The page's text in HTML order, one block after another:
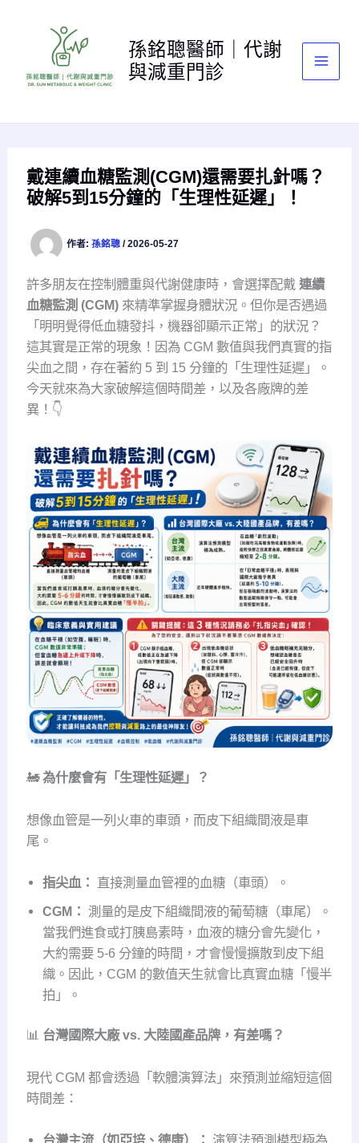
孫銘聰醫師｜代謝
與減重門診
戴連續血糖監測(CGM)還需要扎針嗎？
破解5到15分鐘的「生理性延遲」！
作者: 孫銘聰 /2026-05-27
許多朋友在控制體重與代謝健康時，會選擇配戴 連續
血糖監測 (CGM)來精準掌握身體狀況。但你是否遇過
「明明覺得低血糖發抖，機器卻顯示正常」的狀況？
這其實是正常的現象！因為 CGM 數值與我們真實的指
尖血之間，存在著約 5 到 15 分鐘的「生理性延遲」。
今天就來為大家破解這個時間差，以及各廠牌的差
異！👇
🚂為什麼會有「生理性延遲」？
想像血管是一列火車的車頭，而皮下組織間液是車
尾。
指尖血：
直接測量血管裡的血糖（車頭）。
CGM：
測量的是皮下組織間液的葡萄糖（車尾）。
當我們進食或打胰島素時，血液的糖分會先變化，
大約需要 5-6 分鐘的時間，才會慢慢擴散到皮下組
織。因此，CGM 的數值天生就會比真實血糖「慢半
拍」。
📊 台灣國際大廠 vs. 大陸國產品牌，有差嗎？
現代 CGM 都會透過「軟體演算法」來預測並縮短這個
時間差：
台灣主流（如亞培、德康）：
演算法預測模型極為